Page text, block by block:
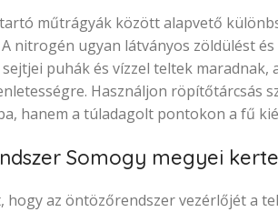
műtrágyák között alapvető
nitrogén ugyan látványos zöldülést
puhák és vízzel teltek
Használjon röpítőtárcsás
hanem a túladagolt pontokon a fű
Somogy megyei
hogy az öntözőrendszer vezérlőjét a